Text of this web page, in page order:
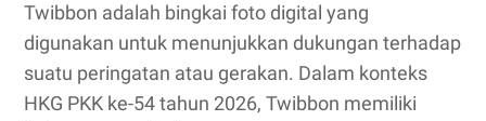
Twibbon adalah bingkai foto digital yang
digunakan untuk menunjukkan dukungan terhadap
suatu peringatan atau gerakan. Dalam konteks
HKG PKK ke-54 tahun 2026, Twibbon memiliki